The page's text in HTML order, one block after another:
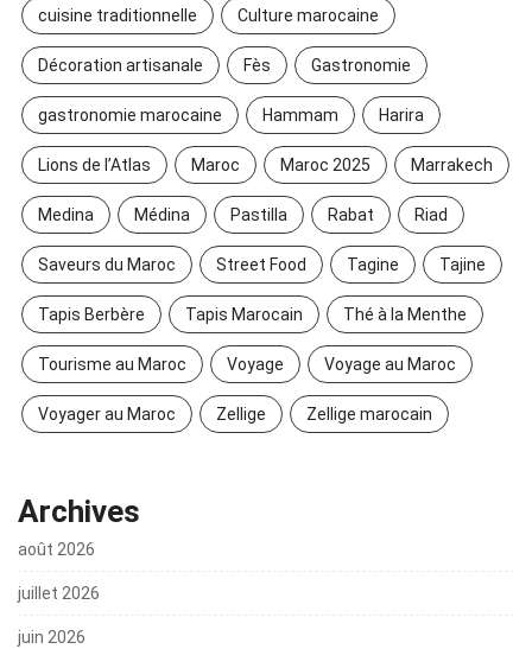
cuisine traditionnelle Culture marocaine
Décoration artisanale Fès Gastronomie
gastronomie marocaine Hammam Harira
Lions de l’Atlas Maroc Maroc 2025 Marrakech
Medina Médina Pastilla Rabat Riad
Saveurs du Maroc Street Food Tagine Tajine
Tapis Berbère Tapis Marocain Thé à la Menthe
Tourisme au Maroc Voyage Voyage au Maroc
Voyager au Maroc Zellige Zellige marocain
Archives
août 2026
juillet 2026
juin 2026